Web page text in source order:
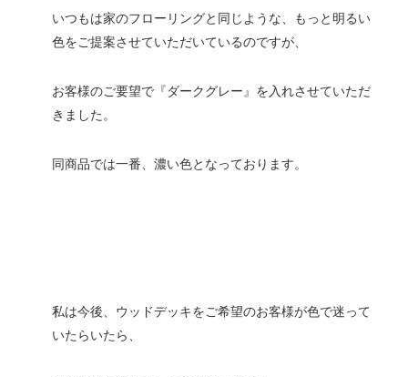
いつもは家のフローリングと同じような、もっと明るい
色をご提案させていただいているのですが、
お客様のご要望で『ダークグレー』を入れさせていただ
きました。
同商品では一番、濃い色となっております。
私は今後、ウッドデッキをご希望のお客様が色で迷って
いたらいたら、